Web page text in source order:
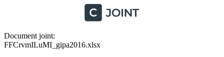
Document joint:
FFCrvmILuMI_gipa2016.xlsx